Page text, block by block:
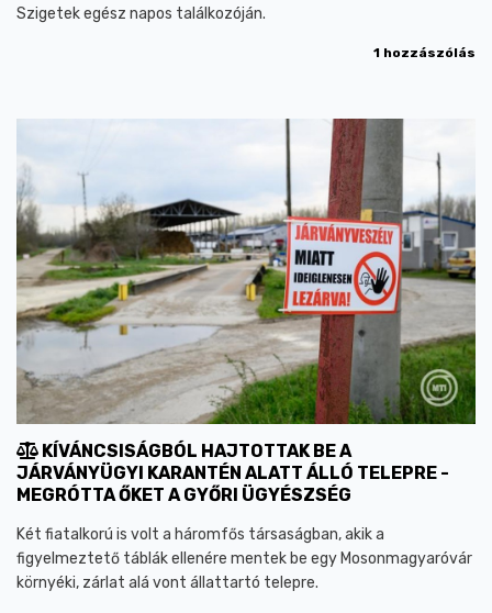
Szigetek egész napos találkozóján.
1 hozzászólás
KÍVÁNCSISÁGBÓL HAJTOTTAK BE A
JÁRVÁNYÜGYI KARANTÉN ALATT ÁLLÓ TELEPRE -
MEGRÓTTA ŐKET A GYŐRI ÜGYÉSZSÉG
Két fiatalkorú is volt a háromfős társaságban, akik a
figyelmeztető táblák ellenére mentek be egy Mosonmagyaróvár
környéki, zárlat alá vont állattartó telepre.